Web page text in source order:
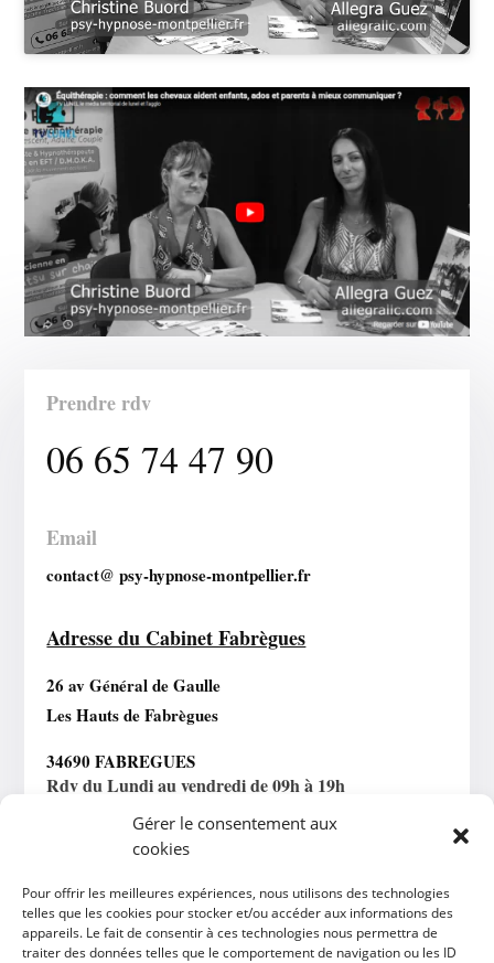
Gérer le consentement aux
cookies
Pour offrir les meilleures expériences, nous utilisons des technologies
telles que les cookies pour stocker et/ou accéder aux informations des
appareils. Le fait de consentir à ces technologies nous permettra de
traiter des données telles que le comportement de navigation ou les ID
Prendre rdv
06 65 74 47 90
Email
contact@ psy-hypnose-montpellier.fr
Adresse du Cabinet Fabrègues
26 av Général de Gaulle
Les Hauts de Fabrègues
34690 FABREGUES
Rdv du Lundi au vendredi de 09h à 19h
Horaires Téléconsultation
Lundi au vendredi : 09h – 19h